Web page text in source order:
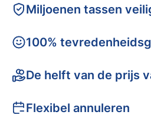
Miljoenen tassen
100%
De helft van de prijs
Flexibel annuleren